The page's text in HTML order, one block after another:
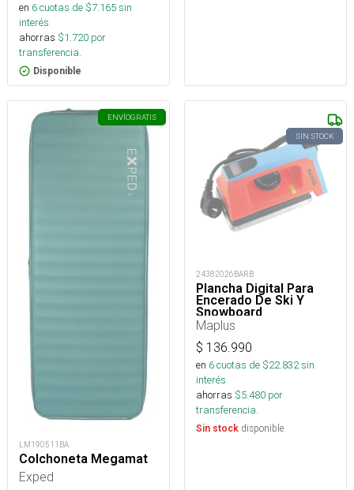
en 6cuotas de $7.165sin
interés
ahorras $1.720 por
transferencia.
Disponible
ENVÍOGRATIS
LM190511BA
Colchoneta Megamat
Exped
SIN STOCK
24382026BARB
Plancha Digital Para
Encerado De Ski Y
Snowboard
Maplus
$ 136.990
en 6cuotas de $22.832sin
interés
ahorras $5.480 por
transferencia.
Sin stock disponible